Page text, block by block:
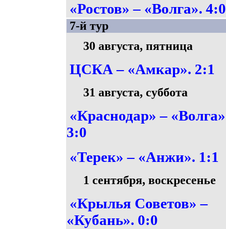
«Ростов» – «Волга». 4:0
7-й тур
30 августа, пятница
ЦСКА – «Амкар». 2:1
31 августа, суббота
«Краснодар» –
3:0
«Терек» – «Анжи». 1:1
1 сентября, воскресенье
«Крылья Советов» –
«Кубань». 0:0